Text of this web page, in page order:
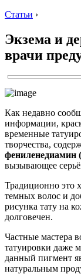
Статьи ›
Экзема и
врачи
Как недавно
информации,
временные
творчества,
фениленедиамин
вызывающее
Традиционно это
темных волос и
рисунка тату на
долговечен.
Частные мастера
татуировки даже
данный пигмент
натуральным